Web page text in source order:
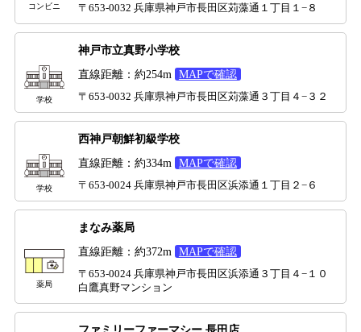
コンビニ 〒653-0032 兵庫県神戸市長田区苅藻通１丁目１−８
学校
神戸市立真野小学校
直線距離：約254m MAPで確認
〒653-0032 兵庫県神戸市長田区苅藻通３丁目４−３２
学校
西神戸朝鮮初級学校
直線距離：約334m MAPで確認
〒653-0024 兵庫県神戸市長田区浜添通１丁目２−６
薬局
まなみ薬局
直線距離：約372m MAPで確認
〒653-0024 兵庫県神戸市長田区浜添通３丁目４−１０
白鷹真野マンション